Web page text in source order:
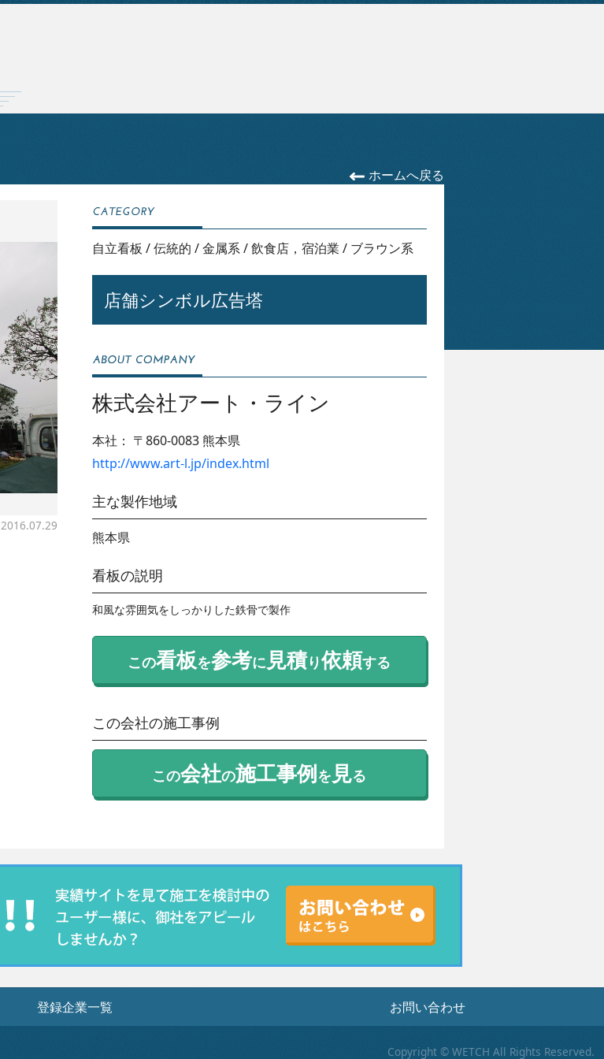
ホームへ戻る
2016.07.29
自立看板 /伝統的 /金属系/飲食店，宿泊業 / ブラウン系
店舗シンボル広告塔
株式会社アート・ライン
本社： 〒860-0083 熊本県
http://www.art-l.jp/index.html
主な製作地域
熊本県
看板の説明
和風な雰囲気をしっかりした鉄骨で製作
この看板を参考に 見積り依頼する
この会社の施工事例
この会社の施工事例を 見る
登録企業一覧 お問い合わせ
Copyright © WETCH All Rights Reserved.